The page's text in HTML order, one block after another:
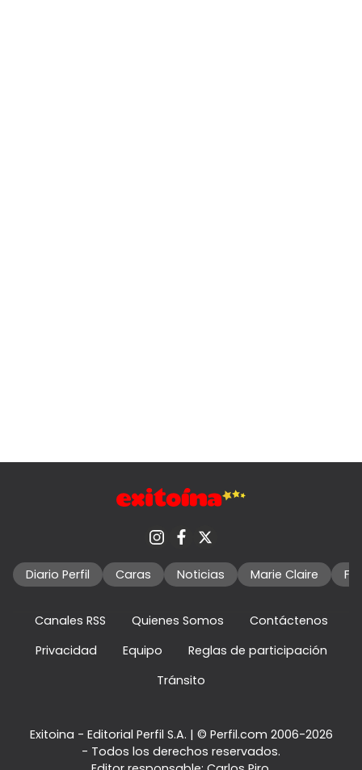
Diario Perfil Caras Noticias Marie Claire
Canales RSS Quienes Somos
Contáctenos
Privacidad
Equipo
Reglas de participación
Tránsito
Exitoina - Editorial Perfil S.A. | © Perfil.com 2006-2026
- Todos los derechos reservados.